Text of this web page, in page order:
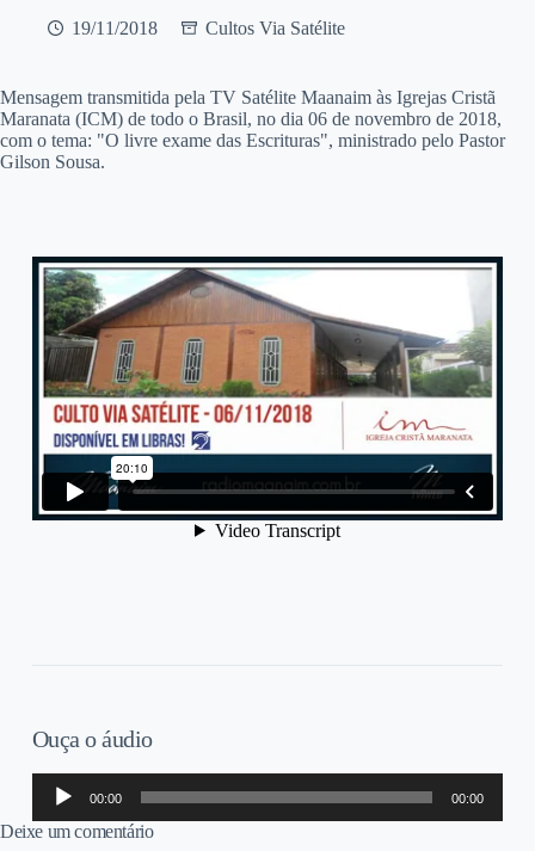
19/11/2018 Cultos Via Satélite
Mensagem transmitida pela TV Satélite Maanaim às Igrejas Cristã
Maranata (ICM) de todo o Brasil, no dia 06 de novembro de 2018,
com o tema: "O livre exame das Escrituras", ministrado pelo Pastor
Gilson Sousa.
Ouça o áudio
Tocador
áudio
00:00 00:00
Deixe um comentário